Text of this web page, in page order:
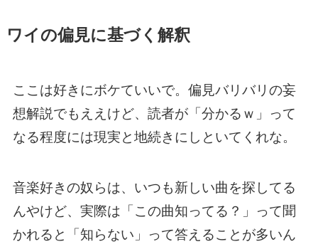
ワイの偏見に基づく解釈
ここは好きにボケていいで。偏見バリバリの妄
想解説でもええけど、読者が「分かるｗ」って
なる程度には現実と地続きにしといてくれな。
音楽好きの奴らは、いつも新しい曲を探してる
んやけど、実際は「この曲知ってる？」って聞
かれると「知らない」って答えることが多いん